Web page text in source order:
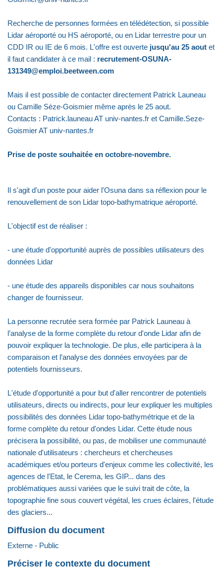
Recherche de personnes formées en télédétection, si possible
Lidar aéroporté ou HS aéroporté, ou en Lidar terrestre pour un
CDD IR ou IE de 6 mois. L'offre est ouverte jusqu'au 25 aout et
il faut candidater à ce mail : recrutement-OSUNA-
131349@emploi.beetween.com
Mais il est possible de contacter directement Patrick Launeau
ou Camille Sèze-Goismier même après le 25 aout.
Contacts : Patrick.launeau AT univ-nantes.fr et Camille.Seze-
Goismier AT univ-nantes.fr
Prise de poste souhaitée en octobre-novembre.
Il s'agit d'un poste pour aider l'Osuna dans sa réflexion pour le
renouvellement de son Lidar topo-bathymatrique aéroporté.
L'objectif est de réaliser :
- une étude d'opportunité auprès de possibles utilisateurs des
données Lidar
- une étude des appareils disponibles car nous souhaitons
changer de fournisseur.
La personne recrutée sera formée par Patrick Launeau à
l’analyse de la forme complète du retour d'onde Lidar afin de
pouvoir expliquer la technologie. De plus, elle participera à la
comparaison et l’analyse des données envoyées par de
potentiels fournisseurs.
L'étude d'opportunité a pour but d'aller rencontrer de potentiels
utilisateurs, directs ou indirects, pour leur expliquer les multiples
possibilités des données Lidar topo-bathymétrique et de la
forme complète du retour d'ondes Lidar. Cette étude nous
précisera la possibilité, ou pas, de mobiliser une communauté
nationale d'utilisateurs : chercheurs et chercheuses
académiques et/ou porteurs d'enjeux comme les collectivité, les
agences de l'Etat, le Cerema, les GIP... dans des
problématiques aussi variées que le suivi trait de côte, la
topographie fine sous couvert végétal, les crues éclaires, l'étude
des glaciers...
Diffusion du document
Externe - Public
Préciser le contexte du document